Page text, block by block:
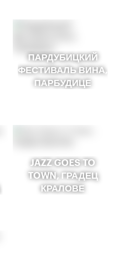
ПАРДУБИЦКИЙ
ФЕСТИВАЛЬ ВИНА,
ПАРБУДИЦЕ
JAZZ GOES TO
TOWN, ГРАДЕЦ
КРАЛОВЕ